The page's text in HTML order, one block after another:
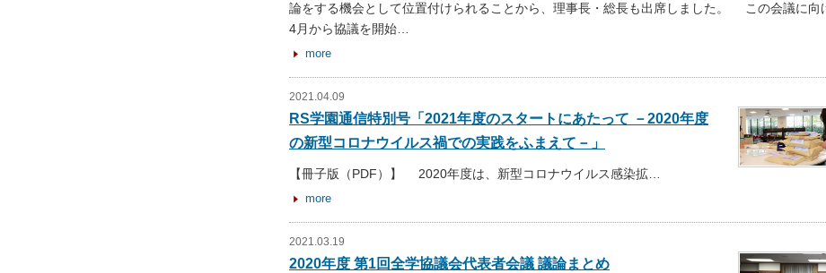
論をする機会として位置付けられることから、理事長・総長も出席しました。 この会議に向
4月から協議を開始
more
2021.04.09
RS学園通信特別号「2021年度のスタートにあたって －2020年度
の新型コロナウイルス禍での実践をふまえて－」
【冊子版（PDF）】 2020年度は、新型コロナウイルス感染拡
more
2021.03.19
2020年度 第1回全学協議会代表者会議 議論まとめ